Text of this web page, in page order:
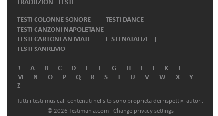
TRADUZIONE TESTI
TESTI COLONNE SONORE
TESTI DANCE
TESTI CANZONI NAPOLETANE
TESTI CARTONI ANIMATI
TESTI NATALIZI
TESTI SANREMO
# A B C D E F G H I J K
L
M
N O P Q R S T U V W X
Y
Z
Tutti i testi musicali contenuti nel sito sono proprietà dei rispettivi autori.
© 2026 Testimania.com - Change privacy settings